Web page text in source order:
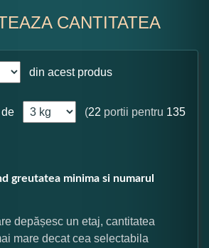
CANTITATEA
din acest produs
(22 portii pentru 135
greutatea minima si numarul
depășesc un etaj, cantitatea
mare decat cea selectabila